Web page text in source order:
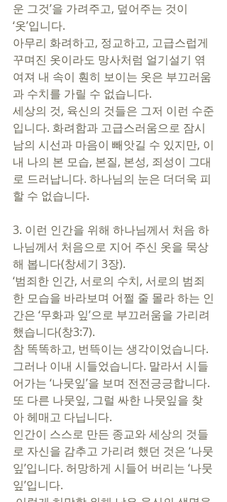
운 그것’을 가려주고, 덮어주는 것이
‘옷’입니다.
아무리 화려하고, 정교하고, 고급스럽게
꾸며진 옷이라도 망사처럼 얼기설기 엮
여져 내 속이 훤히 보이는 옷은 부끄러움
과 수치를 가릴 수 없습니다.
세상의 것, 육신의 것들은 그저 이런 수준
입니다. 화려함과 고급스러움으로 잠시
남의 시선과 마음이 빼앗길 수 있지만, 이
내 나의 본 모습, 본질, 본성, 죄성이 그대
로 드러납니다. 하나님의 눈은 더더욱 피
할 수 없습니다.
3. 이런 인간을 위해 하나님께서 처음 하
나님께서 처음으로 지어 주신 옷을 묵상
해 봅니다(창세기 3장).
‘범죄한 인간, 서로의 수치, 서로의 범죄
한 모습을 바라보며 어쩔 줄 몰라 하는 인
간은 ‘무화과 잎’으로 부끄러움을 가리려
했습니다(창3:7).
참 똑똑하고, 번뜩이는 생각이었습니다.
그러나 이내 시들었습니다. 말라서 시들
어가는 ‘나뭇잎’을 보며 전전긍긍합니다.
또 다른 나뭇잎, 그럴 싸한 나뭇잎을 찾
아 헤매고 다닙니다.
인간이 스스로 만든 종교와 세상의 것들
로 자신을 감추고 가리려 했던 것은 ‘나뭇
잎’입니다. 허망하게 시들어 버리는 ‘나뭇
잎’입니다.